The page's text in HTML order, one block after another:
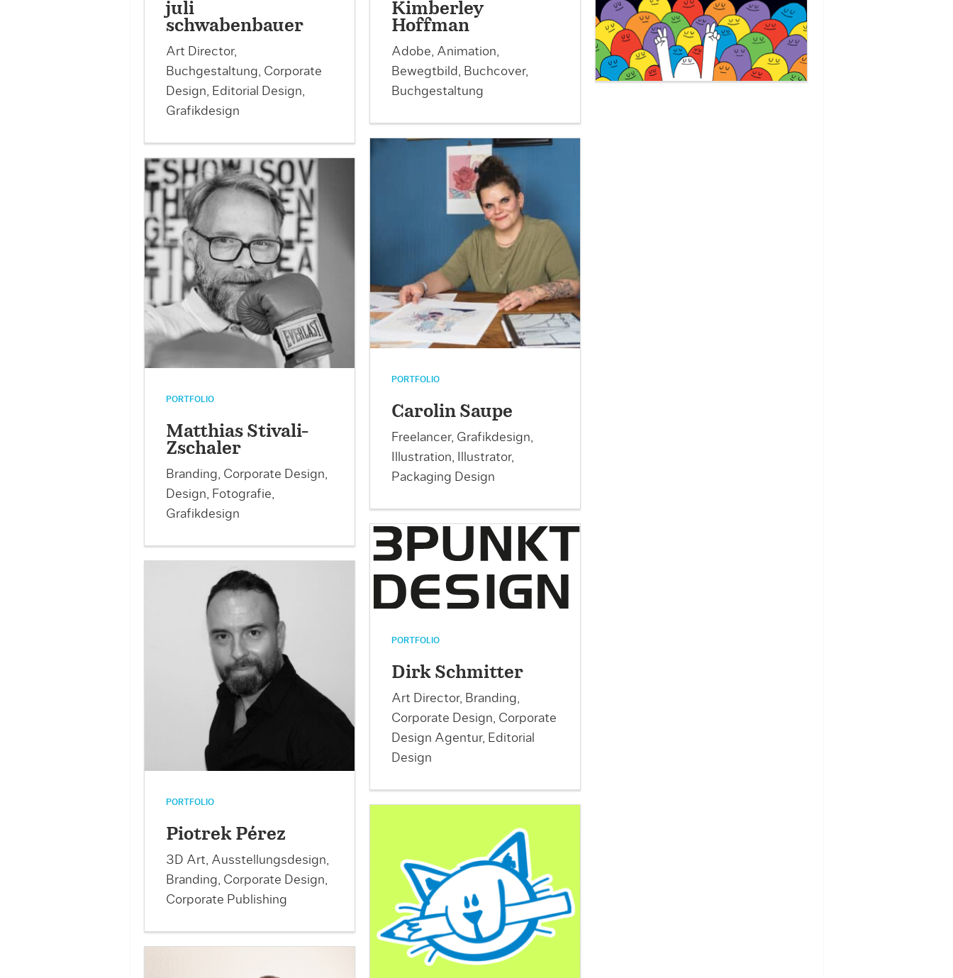
juli
schwabenbauer
Art Director,
Buchgestaltung, Corporate
Design, Editorial Design,
Grafikdesign
Kimberley
Hoffman
Adobe, Animation,
Bewegtbild, Buchcover,
Buchgestaltung
PORTFOLIO
Matthias Stivali-
Zschaler
Branding, Corporate Design,
Design, Fotografie,
Grafikdesign
PORTFOLIO
Carolin Saupe
Freelancer, Grafikdesign,
Illustration, Illustrator,
Packaging Design
PORTFOLIO
Piotrek Pérez
3D Art, Ausstellungsdesign,
Branding, Corporate Design,
Corporate Publishing
PORTFOLIO
Dirk Schmitter
Art Director, Branding,
Corporate Design, Corporate
Design Agentur, Editorial
Design